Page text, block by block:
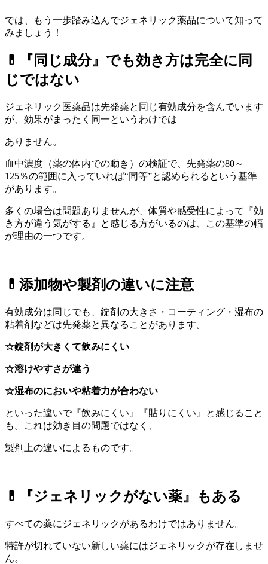
では、もう一歩踏み込んでジェネリック薬品について知って
みましょう！
💊
『同じ成分』でも効き方は完全に同
じではない
ジェネリック医薬品は先発薬と同じ有効成分を含んでいます
が、効果がまったく同一というわけでは
ありません。
血中濃度（薬の体内での動き）の検証で、先発薬の80～
125％の範囲に入っていれば“同等”と認められるという基準
があります。
多くの場合は問題ありませんが、体質や感受性によって『効
き方が違う気がする』と感じる方がいるのは、この基準の幅
が理由の一つです。
💊 添加物や製剤の違いに注意
有効成分は同じでも、錠剤の大きさ・コーティング・湿布の
粘着剤などは先発薬と異なることがあります。
☆錠剤が大きくて飲みにくい
☆溶けやすさが違う
☆湿布のにおいや粘着力が合わない
といった違いで『飲みにくい』『貼りにくい』と感じること
も。これは効き目の問題ではなく、
製剤上の違いによるものです。
💊 『ジェネリックがない薬』もある
すべての薬にジェネリックがあるわけではありません。
特許が切れていない新しい薬にはジェネリックが存在しませ
ん。